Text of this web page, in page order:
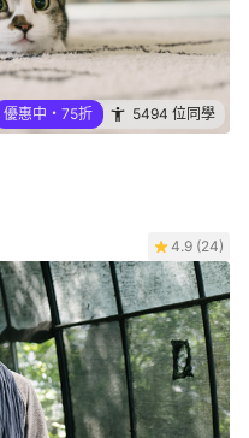
優惠中・75折 5494 位同學
4.9 (24)